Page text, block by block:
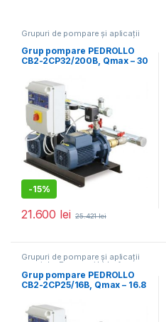
Grupuri de pompare și aplicații
speciale Pompe și hidrofoare
Grup pompare PEDROLLO
CB2-2CP32/200B, Qmax – 30
-15%
21.600 lei 25.421lei
Grupuri de pompare și aplicații
speciale Pompe și hidrofoare
Promoții
Grup pompare PEDROLLO
CB2-2CP25/16B, Qmax – 16.8